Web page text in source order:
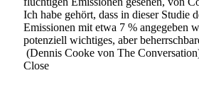
Ich habe gehört, dass in dieser Studie
Emissionen mit etwa 7 % angegeben
potenziell wichtiges, aber
(Dennis Cooke von The
Close